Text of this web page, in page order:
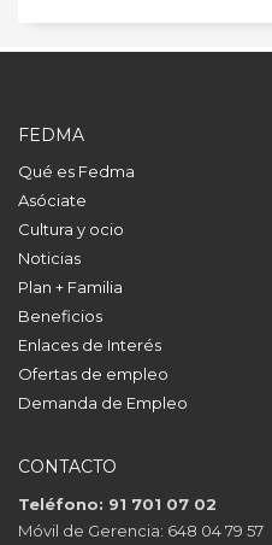
FEDMA
Qué es Fedma
Asóciate
Cultura y ocio
Noticias
Plan + Familia
Beneficios
Enlaces de Interés
Ofertas de empleo
Demanda de Empleo
CONTACTO
Teléfono: 91 701 07 02
Móvil de Gerencia: 648 04 79 57